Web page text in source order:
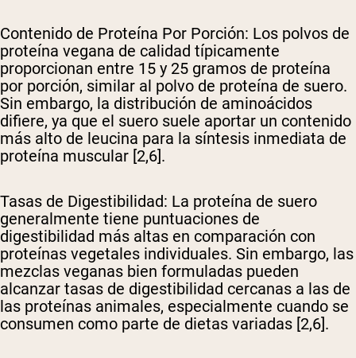
Contenido de Proteína Por Porción: Los polvos de
proteína vegana de calidad típicamente
proporcionan entre 15 y 25 gramos de proteína
por porción, similar al polvo de proteína de suero.
Sin embargo, la distribución de aminoácidos
difiere, ya que el suero suele aportar un contenido
más alto de leucina para la síntesis inmediata de
proteína muscular [2,6].
Tasas de Digestibilidad: La proteína de suero
generalmente tiene puntuaciones de
digestibilidad más altas en comparación con
proteínas vegetales individuales. Sin embargo, las
mezclas veganas bien formuladas pueden
alcanzar tasas de digestibilidad cercanas a las de
las proteínas animales, especialmente cuando se
consumen como parte de dietas variadas [2,6].